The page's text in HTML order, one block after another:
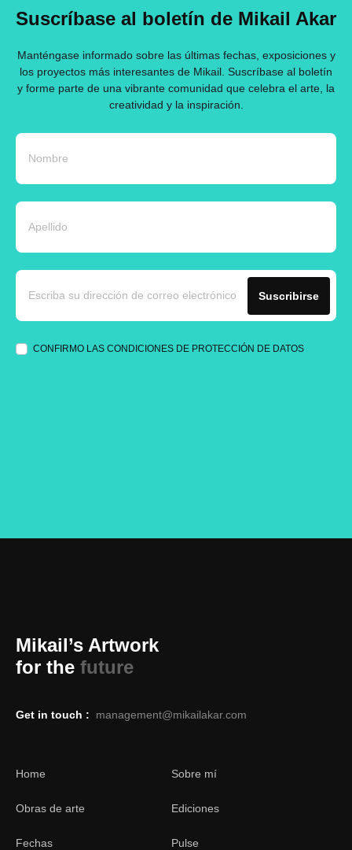
Suscríbase al boletín de Mikail Akar
Manténgase informado sobre las últimas fechas, exposiciones y
los proyectos más interesantes de Mikail. Suscríbase al boletín
y forme parte de una vibrante comunidad que celebra el arte, la
creatividad y la inspiración.
CONFIRMO LAS CONDICIONES DE PROTECCIÓN DE DATOS
Suscribirse
Mikail’s Artwork
for the future
Get in touch : management@mikailakar.com
Home Sobre mí
Obras de arte Ediciones
Fechas Pulse